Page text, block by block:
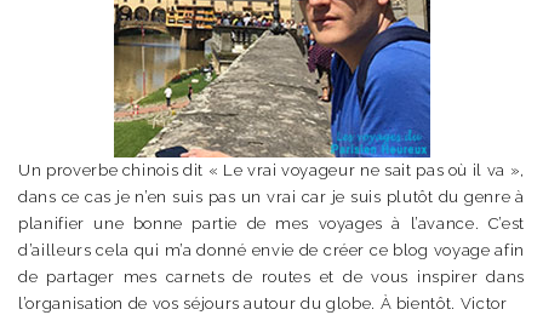
Un proverbe chinois dit « Le vrai voyageur ne sait pas où il va »,
dans ce cas je n’en suis pas un vrai car je suis plutôt du genre à
planifier une bonne partie de mes voyages à l’avance. C’est
d’ailleurs cela qui m’a donné envie de créer ce blog voyage afin
de partager mes carnets de routes et de vous inspirer dans
l’organisation de vos séjours autour du globe. À bientôt. Victor